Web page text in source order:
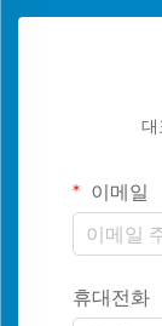
대
이메일
휴대전화